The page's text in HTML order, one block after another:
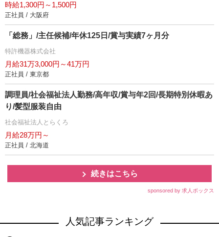
時給1,300円～1,500円
正社員 / 大阪府
「総務」/主任候補/年休125日/賞与実績7ヶ月分
特許機器株式会社
月給31万3,000円～41万円
正社員 / 東京都
調理員/社会福祉法人勤務/高年収/賞与年2回/長期特別休暇あ
り/髪型服装自由
社会福祉法人とらくろ
月給28万円～
正社員 / 北海道
続きはこちら
sponsored by 求人ボックス
人気記事ランキング